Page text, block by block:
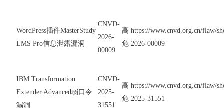
WordPress插件MasterStudy
LMS Pro信息泄露漏洞
CNVD-
2026-
00009
高
危
https://www.cnvd.org.cn/flaw/
2026-00009
IBM Transformation
Extender Advanced弱口令
漏洞
CNVD-
2025-
31551
高
危
https://www.cnvd.org.cn/flaw/
2025-31551